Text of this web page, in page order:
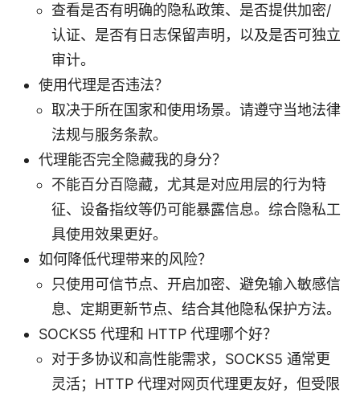
查看是否有明确的隐私政策、是否提供加密/
认证、是否有日志保留声明，以及是否可独立
审计。
使用代理是否违法？
取决于所在国家和使用场景。请遵守当地法律
法规与服务条款。
代理能否完全隐藏我的身分？
不能百分百隐藏，尤其是对应用层的行为特
征、设备指纹等仍可能暴露信息。综合隐私工
具使用效果更好。
如何降低代理带来的风险？
只使用可信节点、开启加密、避免输入敏感信
息、定期更新节点、结合其他隐私保护方法。
SOCKS5 代理和 HTTP 代理哪个好？
对于多协议和高性能需求，SOCKS5 通常更
灵活；HTTP 代理对网页代理更友好，但受限